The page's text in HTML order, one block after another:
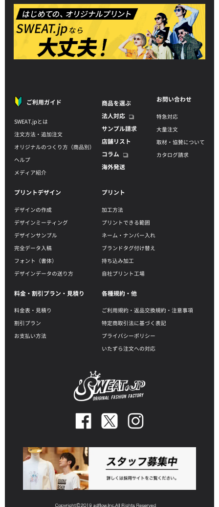
ご利用ガイド
SWEAT.jpとは
注文方法・追加注文
オリジナルのつくり方（商品別）
ヘルプ
メディア紹介
商品を選ぶ
法人対応
サンプル請求
店舗リスト
コラム
海外発送
お問い合わせ
特急対応
大量注文
取材・協賛について
カタログ請求
プリントデザイン
デザインの作成
デザインミーティング
デザインサンプル
完全データ入稿
フォント（書体）
デザインデータの送り方
プリント
加工方法
プリントできる範囲
ネーム・ナンバー入れ
ブランドタグ付け替え
持ち込み加工
自社プリント工場
料金・割引プラン・見積り
料金表・見積り
割引プラン
お支払い方法
各種規約・他
ご利用規約・返品交換規約・注意事項
特定商取引法に基づく表記
プライバシーポリシー
いたずら注文への対応